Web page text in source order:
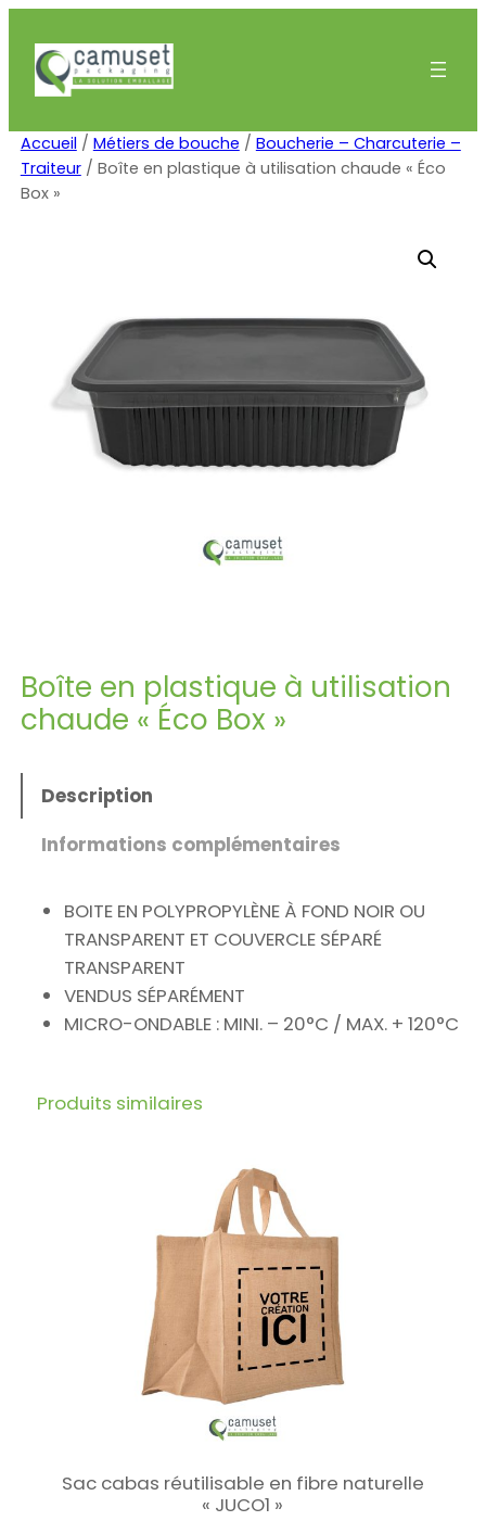
contenu
Accueil / Métiers de bouche / Boucherie – Charcuterie –
Traiteur/ Boîte en plastique à utilisation chaude « Éco
Box »
Boîte en plastique à utilisation
chaude « Éco Box »
Description
Informations complémentaires
BOITE EN POLYPROPYLÈNE À FOND NOIR OU
TRANSPARENT ET COUVERCLE SÉPARÉ
TRANSPARENT
VENDUS SÉPARÉMENT
MICRO-ONDABLE : MINI. – 20°C / MAX. + 120°C
Produits similaires
Sac cabas réutilisable en fibre naturelle
« JUCO1 »